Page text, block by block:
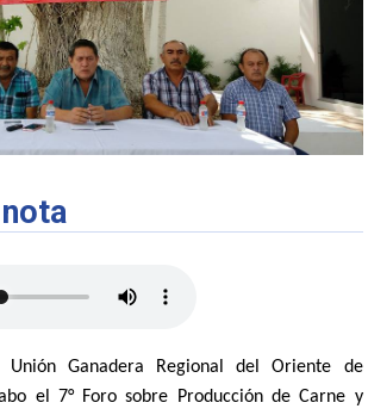
Unión Ganadera Regional del Oriente de
el 7° Foro sobre Producción de Carne y